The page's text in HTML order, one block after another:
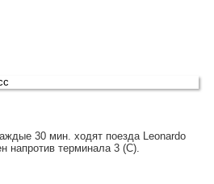
30 мин. ходят поезда Leonardo
напротив терминала 3 (С).